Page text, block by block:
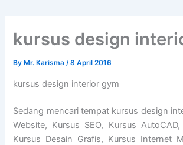
kursus design
By Mr. Karisma/8 April 2016
kursus design interior gym
Sedang mencari tempat kursus design
Website, Kursus SEO, Kursus
Kursus Desain Grafis, Kursus Internet